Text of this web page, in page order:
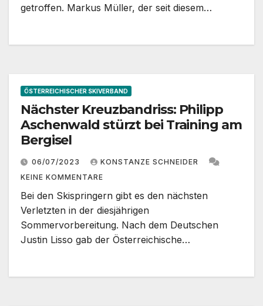
getroffen. Markus Müller, der seit diesem…
ÖSTERREICHISCHER SKIVERBAND
Nächster Kreuzbandriss: Philipp
Aschenwald stürzt bei Training am
Bergisel
06/07/2023
KONSTANZE SCHNEIDER
KEINE KOMMENTARE
Bei den Skispringern gibt es den nächsten
Verletzten in der diesjährigen
Sommervorbereitung. Nach dem Deutschen
Justin Lisso gab der Österreichische…